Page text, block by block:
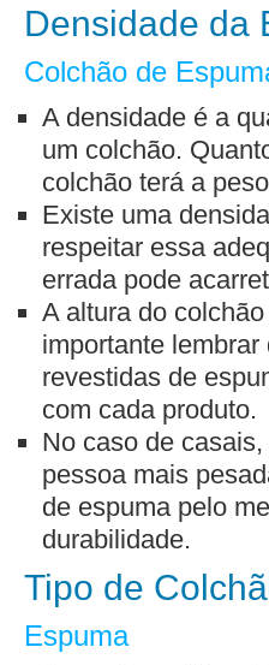
Densidade da
Colchão de
A densidade é a
um colchão.
colchão terá a
Existe uma
respeitar essa
errada pode
A altura do
importante
revestidas de
com cada produto.
No caso de
pessoa mais
de espuma pelo
durabilidade.
Tipo de
Espuma